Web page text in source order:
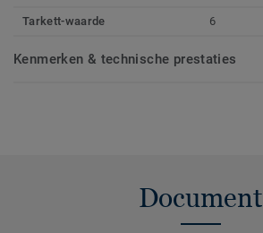
Tarkett-waarde 6
Kenmerken & technische prestaties
Document